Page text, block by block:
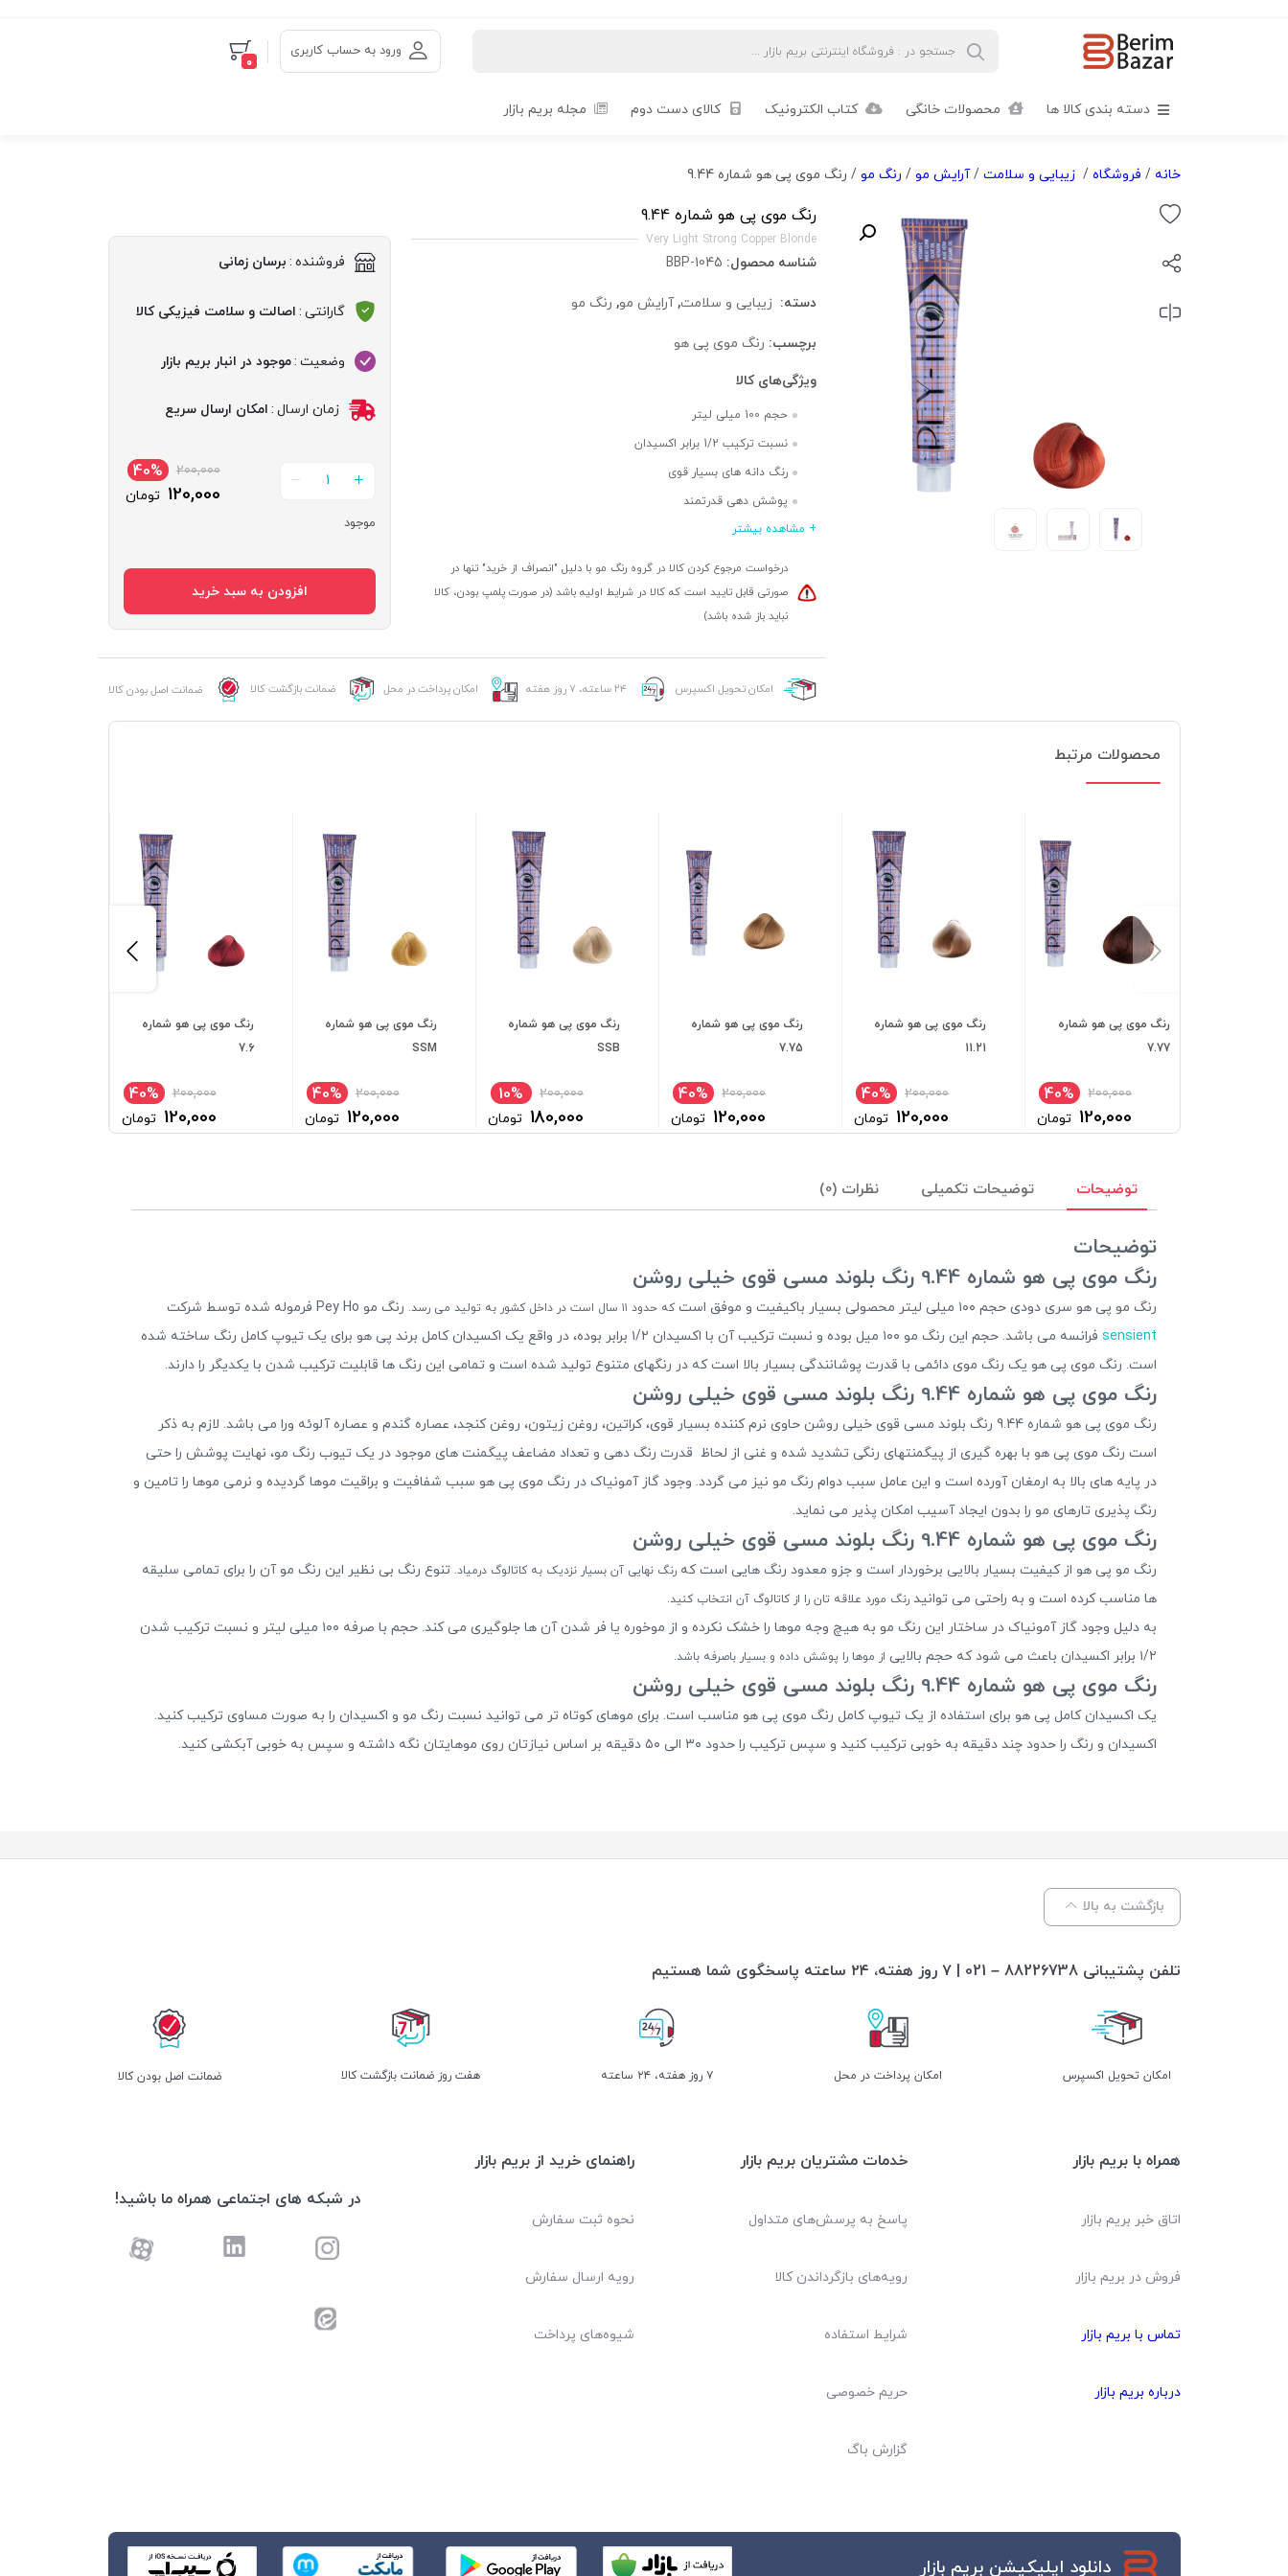
ورود به حساب کاربری
0
دسته بندی کالا ها محصولات خانگی کتاب الکترونیک کالای دست دوم مجله بریم بازار
خانه / فروشگاه / زیبایی و سلامت /آرایش مو / رنگ مو / رنگ موی پی هو شماره 9.44
رنگ موی پی هو شماره 9.44
Very Light Strong Copper Blonde
شناسه محصول: BBP-1045
دسته: زیبایی و سلامت,آرایش مو, رنگ مو
برچسب: رنگ موی پی هو
ویژگی‌های کالا
حجم 100 میلی لیتر
نسبت ترکیب 1/2 برابر اکسیدان
رنگ دانه های بسیار قوی
پوشش دهی قدرتمند
ماندگاری بالا
طیف رنگ های متنوع
+ مشاهده بیشتر
درخواست مرجوع کردن کالا در گروه رنگ مو با دلیل "انصراف از خرید" تنها در
صورتی قابل تایید است که کالا در شرایط اولیه باشد (در صورت پلمپ بودن، کالا
نباید باز شده باشد)
فروشنده : برسان زمانی
گارانتی : اصالت و سلامت فیزیکی کالا
وضعیت :موجود در انبار بریم بازار
زمان ارسال : امکان ارسال سریع
1
40% 200,000
120,000 تومان
موجود
موی
هو
شماره
افزودن به سبد خرید
امکان تحویل اکسپرس ۲۴ ساعته، ۷ روز هفته امکان پرداخت در محل ضمانت بازگشت کالا ضمانت اصل بودن کالا
محصولات مرتبط
رنگ موی پی هو شماره
7.77
40% 200,000
120,000 تومان
رنگ موی پی هو شماره
11.21
40% 200,000
120,000 تومان
رنگ موی پی هو شماره
7.75
40% 200,000
120,000 تومان
رنگ موی پی هو شماره
SSB
10% 200,000
180,000 تومان
رنگ موی پی هو شماره
SSM
40% 200,000
120,000 تومان
رنگ موی پی هو شماره
7.6
40% 200,000
120,000 تومان
توضیحات توضیحات تکمیلی نظرات (0)
توضیحات
رنگ موی پی هو شماره 9.44 رنگ بلوند مسی قوی خیلی روشن
رنگ مو پی هو سری دودی حجم ۱۰۰ میلی لیتر محصولی بسیار باکیفیت و موفق است که حدود ۱۱ سال است در داخل کشور به تولید می رسد.
رنگ مو Pey Ho فرموله شده توسط شرکت
sensient
فرانسه می باشد. حجم این رنگ مو ۱۰۰ میل بوده و نسبت ترکیب آن با اکسیدان ۱/۲ برابر بوده، در واقع یک اکسیدان کامل برند پی هو برای یک تیوپ کامل رنگ ساخته شده
است. رنگ موی پی هو یک رنگ موی دائمی با قدرت پوشانندگی بسیار بالا است که در رنگهای متنوع تولید شده است و تمامی این رنگ ها قابلیت ترکیب شدن با یکدیگر را دارند.
رنگ موی پی هو شماره 9.44 رنگ بلوند مسی قوی خیلی روشن
رنگ موی پی هو شماره 9.44 رنگ بلوند مسی قوی خیلی روشن حاوی نرم کننده بسیار قوی، کراتین، روغن زیتون، روغن کنجد، عصاره گندم و عصاره آلوئه ورا می باشد. لازم به ذکر
است رنگ موی پی هو با بهره گیری از پیگمنتهای رنگی تشدید شده و غنی از لحاظ قدرت رنگ دهی و تعداد مضاعف پیگمنت های موجود در یک تیوب رنگ مو، نهایت پوشش را حتی
در پایه های بالا به ارمغان آورده است و این عامل سبب دوام رنگ مو نیز می گردد. وجود گاز آمونیاک در رنگ موی پی هو سبب شفافیت و براقیت موها گردیده و نرمی موها را تامین و
رنگ پذیری تارهای مو را بدون ایجاد آسیب امکان پذیر می نماید.
رنگ موی پی هو شماره 9.44 رنگ بلوند مسی قوی خیلی روشن
رنگ مو پی هو از کیفیت بسیار بالایی برخوردار است و جزو معدود رنگ هایی است کهرنگ نهایی آن بسیار نزدیک به کاتالوگ درمیاد.تنوع رنگ بی نظیر این رنگ مو آن را برای تمامی سلیقه
ها مناسب کرده است و به راحتی می توانیدرنگ مورد علاقه تان را از کاتالوگ آن انتخاب کنید.
به دلیل وجود گاز آمونیاک در ساختار این رنگ مو به هیچ وجه موها را خشک نکرده و از موخوره یا فر شدن آن ها جلوگیری می کند. حجم با صرفه ۱۰۰ میلی لیتر و نسبت ترکیب شدن
۱/۲ برابر اکسیدان باعث می شود که حجم بالایی
از موها را پوشش داده و بسیار باصرفه باشد.
رنگ موی پی هو شماره 9.44 رنگ بلوند مسی قوی خیلی روشن
یک اکسیدان کامل پی هو برای استفاده از یک تیوپ کامل رنگ موی پی هو مناسب است. برای موهای کوتاه تر می توانید نسبت رنگ مو و اکسیدان را به صورت مساوی ترکیب کنید.
اکسیدان و رنگ را حدود چند دقیقه به خوبی ترکیب کنید و سپس ترکیب را حدود ۳۰ الی ۵۰ دقیقه بر اساس نیازتان روی موهایتان نگه داشته و سپس به خوبی آبکشی کنید.
بازگشت به بالا
تلفن پشتیبانی 88226738 – 021 | ۷ روز هفته، ۲۴ ساعته پاسخگوی شما هستیم
اﻣﮑﺎن ﺗﺤﻮﯾﻞ اﮐﺴﭙﺮس امکان پرداخت در محل ۷ روز ﻫﻔﺘﻪ، ۲۴ ﺳﺎﻋﺘﻪ هفت روز ضمانت بازگشت کالا ﺿﻤﺎﻧﺖ اﺻﻞ ﺑﻮدن ﮐﺎﻟﺎ
همراه با بریم بازار
اتاق خبر بریم بازار
فروش در بریم بازار
تماس با بریم بازار
درباره بریم بازار
خدمات مشتریان بریم بازار
پاسخ به پرسش‌های متداول
رویه‌های بازگرداندن کالا
شرایط استفاده
حریم خصوصی
گزارش باگ
راهنمای خرید از بریم بازار
نحوه ثبت سفارش
رویه ارسال سفارش
شیوه‌های پرداخت
در شبکه های اجتماعی همراه ما باشید!
دانلود اپلیکیشن بریم بازار